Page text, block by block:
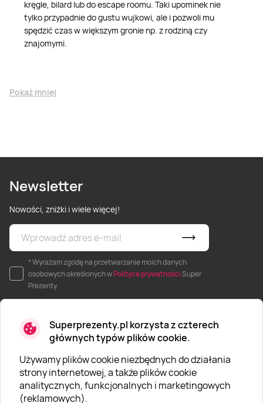
Superprezenty.pl korzysta z czterech
głównych typów plików cookie.
Używamy plików cookie niezbędnych do działania
strony internetowej, a także plików cookie
analitycznych, funkcjonalnych i marketingowych
(reklamowych).
kręgle, bilard lub do escape roomu. Taki upominek nie
tylko przypadnie do gustu wujkowi, ale i pozwoli mu
spędzić czas w większym gronie np. z rodziną czy
znajomymi.
Pokaż mniej
Newsletter
Nowości, zniżki i wiele więcej!
* Wyrażam zgodę na przetwarzanie moich danych
osobowych określonych wPolityce prywatnościSuper
Prezenty.
O SUPERPREZENTY
O nas